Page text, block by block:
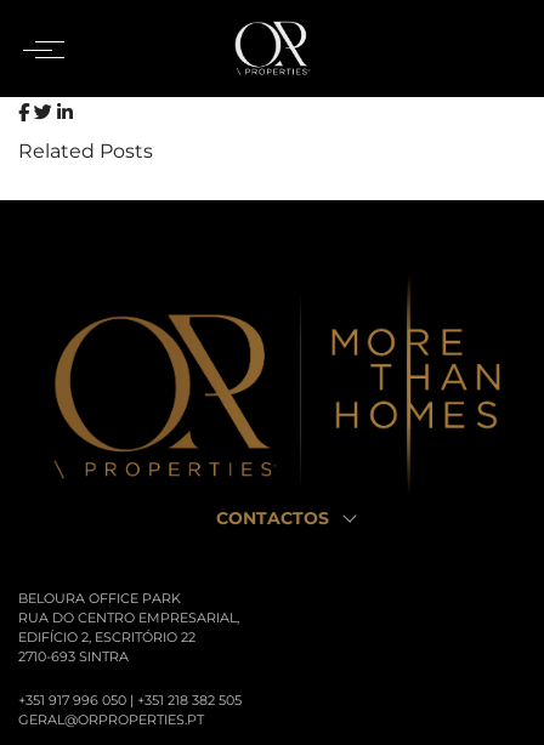
Related Posts
CONTACTOS
BELOURA OFFICE PARK
RUA DO CENTRO EMPRESARIAL,
EDIFÍCIO 2, ESCRITÓRIO 22
2710-693 SINTRA
+351 917 996 050 | +351 218 382 505
GERAL@ORPROPERTIES.PT